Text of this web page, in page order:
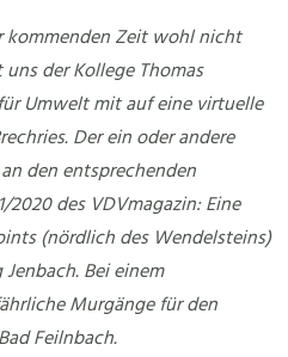
kommenden Zeit wohl nicht
der Kollege Thomas
Umwelt mit auf eine virtuelle
Der ein oder andere
den entsprechenden
des VDVmagazin: Eine
(nördlich des Wendelsteins)
Bei einem
Murgänge für den
Feilnbach.